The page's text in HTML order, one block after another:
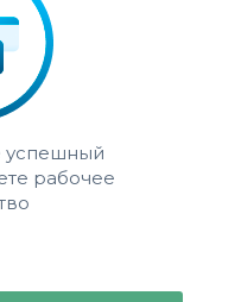
успешный
рабочее